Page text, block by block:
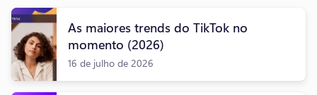
Experimentar gratuitamente
As maiores trends do TikTok no
momento (2026)
16 de julho de 2026